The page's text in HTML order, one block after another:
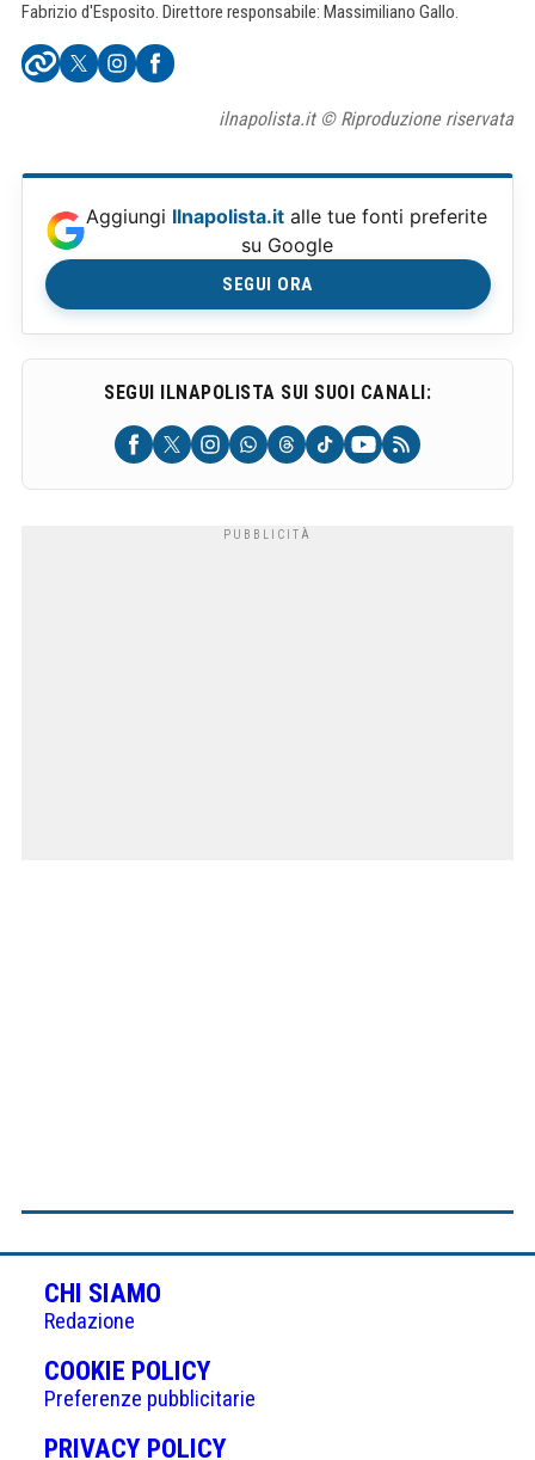
Fabrizio d'Esposito. Direttore responsabile: Massimiliano Gallo.
ilnapolista.it © Riproduzione riservata
Aggiungi Ilnapolista.it alle tue fonti preferite
su Google
SEGUI ORA
SEGUI ILNAPOLISTA SUI SUOI CANALI:
CHI SIAMO
Redazione
COOKIE POLICY(APRE
IN
UNA
Preferenze pubblicitarie
PRIVACY POLICY(APRE